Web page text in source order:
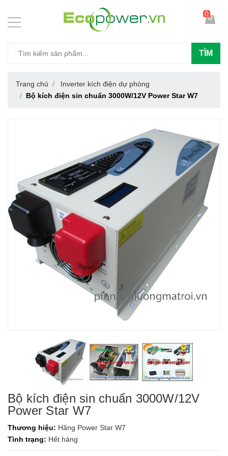
TÌM
0
Trang chủ
Inverter kích điện dự phòng
Bộ kích điện sin chuẩn 3000W/12V Power Star W7
Bộ kích điện sin chuẩn 3000W/12V
Power Star W7
Thương hiệu: Hãng Power Star W7
Tình trạng: Hết hàng